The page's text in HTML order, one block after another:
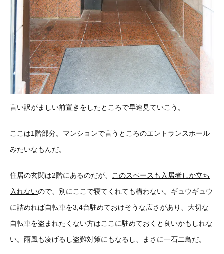
言い訳がましい前置きをしたところで早速見ていこう。
ここは1階部分。マンションで言うところのエントランスホール
みたいなもんだ。
住居の玄関は2階にあるのだが、
このスペースも入居者しか立ち
入れないので、別にここで寝てくれても構わない。ギュウギュウ
に詰めれば自転車を3,4台駐めておけそうな広さがあり、大切な
自転車を盗まれたくない方はここに駐めておくと良いかもしれな
い。雨風も凌げるし盗難対策にもなるし、まさに一石二鳥だ。